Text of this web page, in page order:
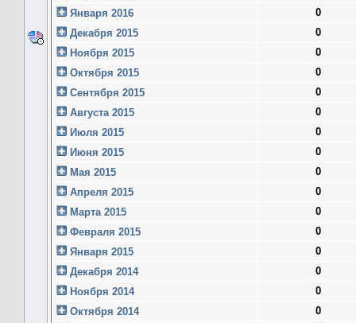
Января 2016
0
Декабря 2015
0
Ноября 2015
0
Октября 2015
0
Сентября 2015
0
Августа 2015
0
Июля 2015
0
Июня 2015
0
Мая 2015
0
Апреля 2015
0
Марта 2015
0
Февраля 2015
0
Января 2015
0
Декабря 2014
0
Ноября 2014
0
Октября 2014
0